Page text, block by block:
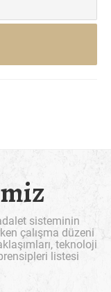
sisteminin
çalışma düzeni
teknoloji
listesi